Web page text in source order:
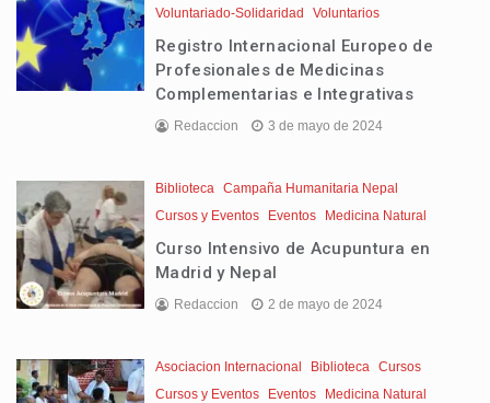
Voluntariado-Solidaridad
Voluntarios
Registro Internacional Europeo de
Profesionales de Medicinas
Complementarias e Integrativas
Redaccion 3 de mayo de 2024
Biblioteca Campaña Humanitaria Nepal
Cursos y Eventos
Eventos Medicina Natural
Curso Intensivo de Acupuntura en
Madrid y Nepal
Redaccion 2 de mayo de 2024
Asociacion Internacional Biblioteca Cursos
Cursos y Eventos
Eventos Medicina Natural